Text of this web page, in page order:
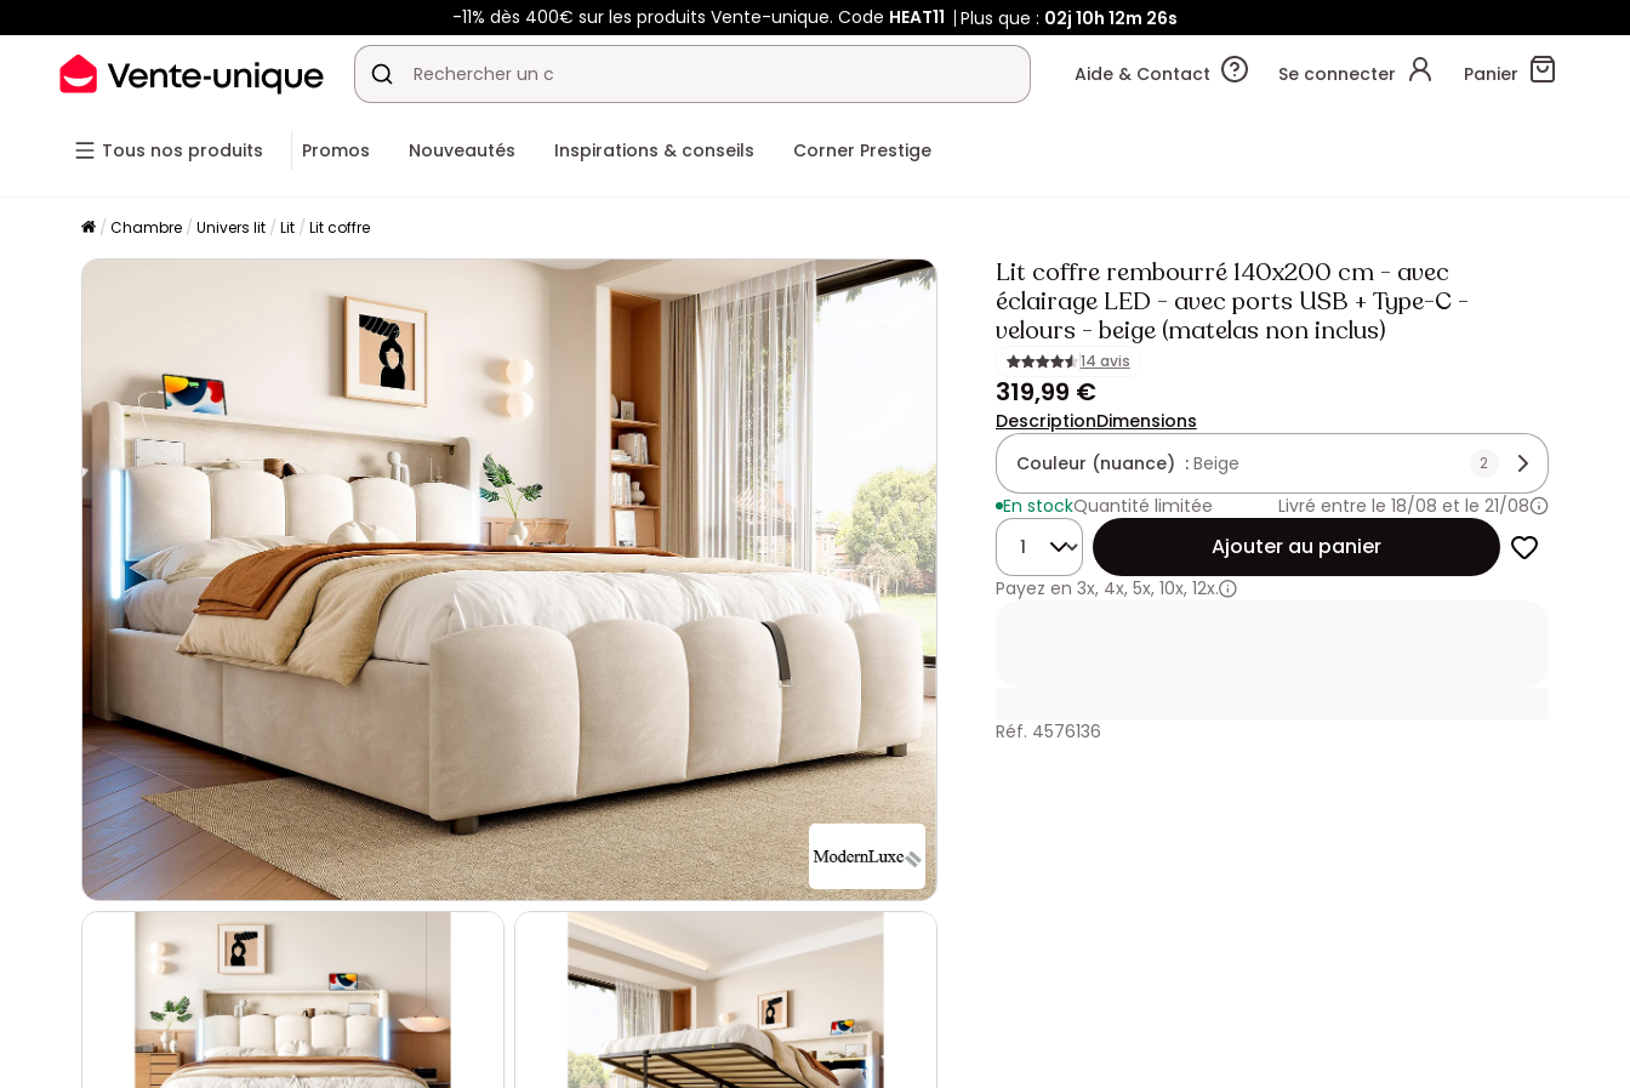
-11% dès 400€ sur les produits Vente-unique. Code HEAT11 Plus que : 02j 10h 12m 24s
Aide & Contact Se connecter Panier
Tous nos produits Promos Nouveautés Inspirations & conseils Corner Prestige
Chambre Univers lit Lit Lit coffre
Lit coffre rembourré 140x200 cm - avec
éclairage LED - avec ports USB + Type-C -
velours - beige (matelas non inclus)
14 avis
319,99 €
DescriptionDimensions
Couleur (nuance) : Beige 2
En stockQuantité limitée
Livré entre le 18/08 et le 21/08
Quantité
Ajouter au panier
Payez en 3x, 4x, 5x, 10x, 12x.
Réf. 4576136